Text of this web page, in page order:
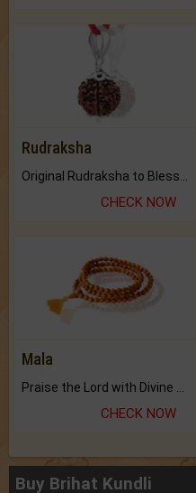
Rudraksha
CHECK NOW
Mala
Praise the Lord with Divine Energies of Mala.
CHECK NOW
Buy Brihat Kundli